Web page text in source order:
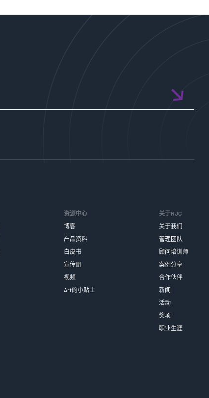
资源中心
博客
产品资料
白皮书
宣传册
视频
Art的小贴士
关于RJG
关于我们
管理团队
顾问培训师
案例分享
合作伙伴
新闻
活动
奖项
职业生涯